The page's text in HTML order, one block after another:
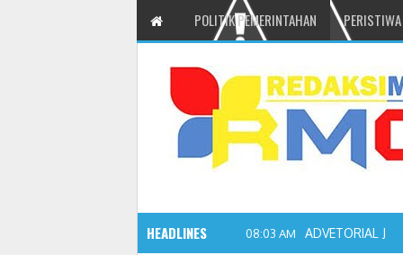
POLITIK PEMERINTAHAN PERISTIWA
HEADLINES 08:03 AM ADVETORIAL